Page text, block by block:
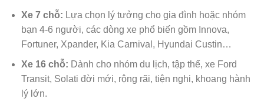
Xe 7 chỗ: Lựa chọn lý tưởng cho gia đình hoặc nhóm
bạn 4-6 người, các dòng xe phổ biến gồm Innova,
Fortuner, Xpander, Kia Carnival, Hyundai Custin…
Xe 16 chỗ: Dành cho nhóm du lịch, tập thể, xe Ford
Transit, Solati đời mới, rộng rãi, tiện nghi, khoang hành
lý lớn.